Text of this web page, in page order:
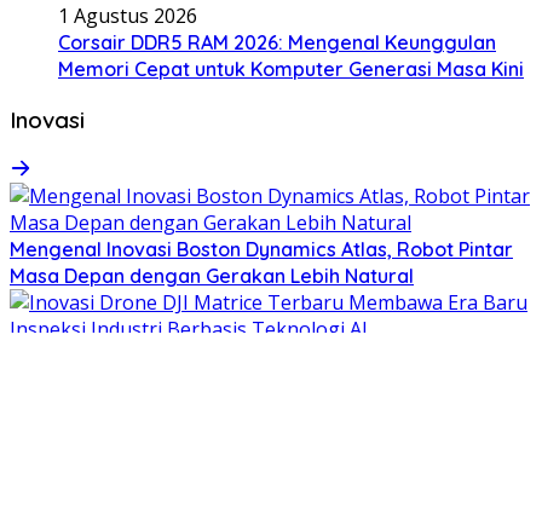
1 Agustus 2026
Corsair DDR5 RAM 2026: Mengenal Keunggulan
Memori Cepat untuk Komputer Generasi Masa Kini
Inovasi
Mengenal Inovasi Boston Dynamics Atlas, Robot Pintar
Masa Depan dengan Gerakan Lebih Natural